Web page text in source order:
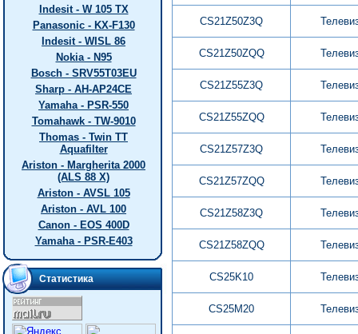
Indesit - W 105 TX
Panasonic - KX-F130
Indesit - WISL 86
Nokia - N95
Bosch - SRV55T03EU
Sharp - AH-AP24CE
Yamaha - PSR-550
Tomahawk - TW-9010
Thomas - Twin TT
Aquafilter
Ariston - Margherita 2000
(ALS 88 X)
Ariston - AVSL 105
Ariston - AVL 100
Canon - EOS 400D
Yamaha - PSR-E403
Статистика
CS21Z50Z3Q
CS21Z50ZQQ
CS21Z55Z3Q
CS21Z55ZQQ
CS21Z57Z3Q
CS21Z57ZQQ
CS21Z58Z3Q
CS21Z58ZQQ
CS25K10
CS25M20